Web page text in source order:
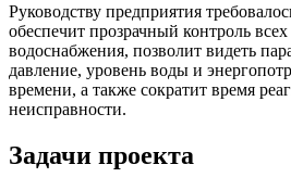
Руководству предприятия
обеспечит прозрачный контроль всех
водоснабжения, позволит видеть
давление, уровень воды и
времени, а также сократит время
неисправности.
Задачи проекта